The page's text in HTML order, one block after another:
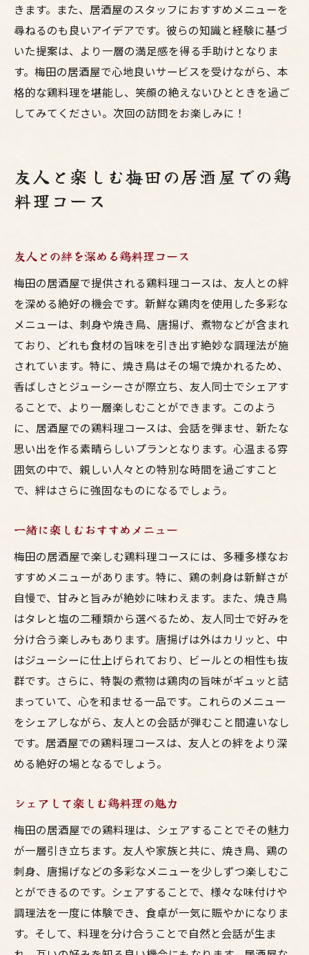
きます。また、居酒屋のスタッフにおすすめメニューを
尋ねるのも良いアイデアです。彼らの知識と経験に基づ
いた提案は、より一層の満足感を得る手助けとなりま
す。梅田の居酒屋で心地良いサービスを受けながら、本
格的な鶏料理を堪能し、笑顔の絶えないひとときを過ご
してみてください。次回の訪問をお楽しみに！
友人と楽しむ梅田の居酒屋での鶏
料理コース
友人との絆を深める鶏料理コース
梅田の居酒屋で提供される鶏料理コースは、友人との絆
を深める絶好の機会です。新鮮な鶏肉を使用した多彩な
メニューは、刺身や焼き鳥、唐揚げ、煮物などが含まれ
ており、どれも食材の旨味を引き出す絶妙な調理法が施
されています。特に、焼き鳥はその場で焼かれるため、
香ばしさとジューシーさが際立ち、友人同士でシェアす
ることで、より一層楽しむことができます。このよう
に、居酒屋での鶏料理コースは、会話を弾ませ、新たな
思い出を作る素晴らしいプランとなります。心温まる雰
囲気の中で、親しい人々との特別な時間を過ごすこと
で、絆はさらに強固なものになるでしょう。
一緒に楽しむおすすめメニュー
梅田の居酒屋で楽しむ鶏料理コースには、多種多様なお
すすめメニューがあります。特に、鶏の刺身は新鮮さが
自慢で、甘みと旨みが絶妙に味わえます。また、焼き鳥
はタレと塩の二種類から選べるため、友人同士で好みを
分け合う楽しみもあります。唐揚げは外はカリッと、中
はジューシーに仕上げられており、ビールとの相性も抜
群です。さらに、特製の煮物は鶏肉の旨味がギュッと詰
まっていて、心を和ませる一品です。これらのメニュー
をシェアしながら、友人との会話が弾むこと間違いなし
です。居酒屋での鶏料理コースは、友人との絆をより深
める絶好の場となるでしょう。
シェアして楽しむ鶏料理の魅力
梅田の居酒屋での鶏料理は、シェアすることでその魅力
が一層引き立ちます。友人や家族と共に、焼き鳥、鶏の
刺身、唐揚げなどの多彩なメニューを少しずつ楽しむこ
とができるのです。シェアすることで、様々な味付けや
調理法を一度に体験でき、食卓が一気に賑やかになりま
す。そして、料理を分け合うことで自然と会話が生ま